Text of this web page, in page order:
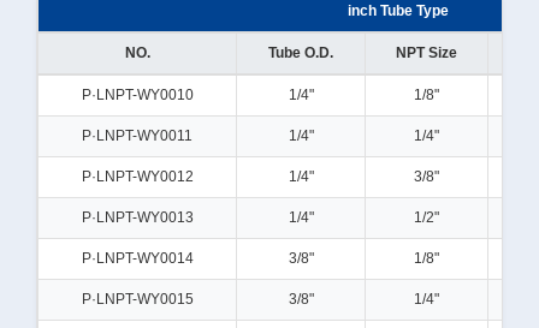
inch Tube Type
NO. Tube O.D. NPT Size
P·LNPT-WY0010 1/4" 1/8"
P·LNPT-WY0011 1/4" 1/4"
P·LNPT-WY0012 1/4" 3/8"
P·LNPT-WY0013 1/4" 1/2"
P·LNPT-WY0014 3/8" 1/8"
P·LNPT-WY0015 3/8" 1/4"